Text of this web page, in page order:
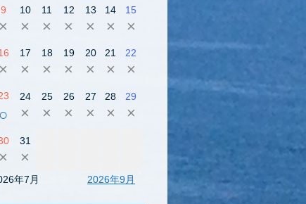
9
×
10
×
11
×
12
×
13
×
14
×
15
×
×
17
×
18
×
19
×
20
×
21
×
22
×
○
24
×
25
×
26
×
27
×
28
×
29
×
×
31
×
年7月 2026年9月